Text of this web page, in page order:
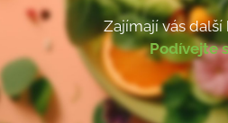
Zajímají vás další
Podívejte